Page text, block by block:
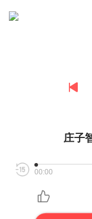
庄子
00:00